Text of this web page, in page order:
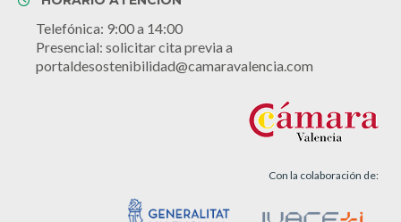
Telefónica: 9:00 a 14:00
Presencial: solicitar cita previa a
portaldesostenibilidad@camaravalencia.com
Con la colaboración de: